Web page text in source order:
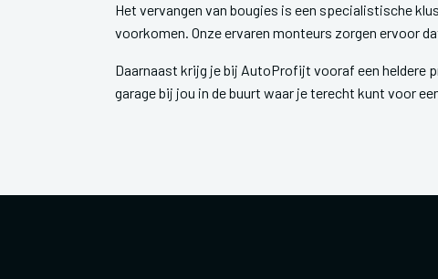
Het vervangen van bougies is een specialistische
voorkomen. Onze ervaren monteurs zorgen ervoor
Daarnaast krijg je bij AutoProfijt vooraf een heldere
garage bij jou in de buurt waar je terecht kunt voor